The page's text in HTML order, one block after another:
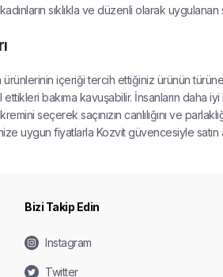
sıklıkla ve düzenli olarak uygulanan
ürünlerinin içeriği tercih ettiğiniz ürünün
bakıma kavuşabilir. İnsanların daha
seçerek saçınızın canlılığını ve
uygun fiyatlarla Kozvit güvencesiyle satın
Bizi Takip Edin
Instagram
Twitter